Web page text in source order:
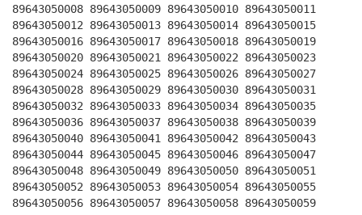
89643050008 89643050009 89643050010 89643050011
89643050012 89643050013 89643050014 89643050015
89643050016 89643050017 89643050018 89643050019
89643050020 89643050021 89643050022 89643050023
89643050024 89643050025 89643050026 89643050027
89643050028 89643050029 89643050030 89643050031
89643050032 89643050033 89643050034 89643050035
89643050036 89643050037 89643050038 89643050039
89643050040 89643050041 89643050042 89643050043
89643050044 89643050045 89643050046 89643050047
89643050048 89643050049 89643050050 89643050051
89643050052 89643050053 89643050054 89643050055
89643050056 89643050057 89643050058 89643050059